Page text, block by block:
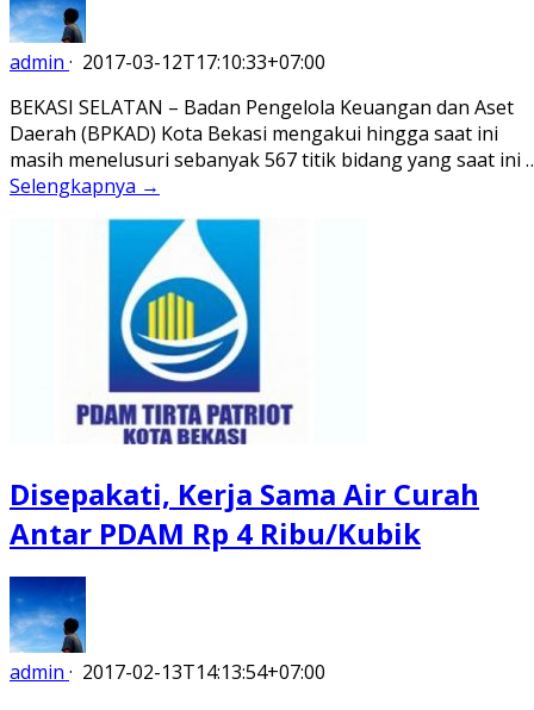
admin · 2017-03-12T17:10:33+07:00
BEKASI SELATAN – Badan Pengelola Keuangan dan Aset
Daerah (BPKAD) Kota Bekasi mengakui hingga saat ini
masih menelusuri sebanyak 567 titik bidang yang saat ini
Selengkapnya →
Disepakati, Kerja Sama Air Curah
Antar PDAM Rp 4 Ribu/Kubik
admin · 2017-02-13T14:13:54+07:00